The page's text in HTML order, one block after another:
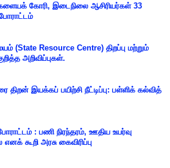
கோரி, இடைநிலை ஆசிரியர்கள் 33
(State Resource Centre) திறப்பு மற்றும்
அறிவிப்புகள்.
திறன் இயக்கப் பயிற்சி நீட்டிப்பு: பள்ளிக் கல்வித்
போராட்டம் : பணி நிரந்தரம், ஊதிய உயர்வு
கூறி அரசு கைவிரிப்பு